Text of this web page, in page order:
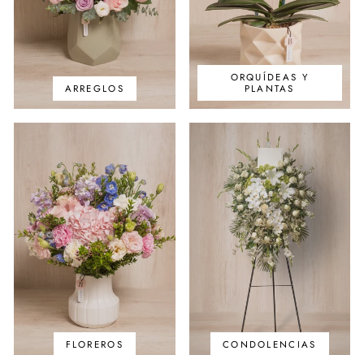
ARREGLOS
ORQUÍDEAS Y
PLANTAS
FLOREROS CONDOLENCIAS